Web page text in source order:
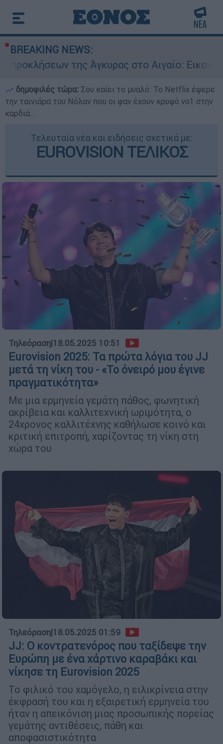
BREAKING NEWS:
Άγκυρας στο Αιγαίο: Εικονική αερομαχία
δημοφιλές τώρα: Σου καίει το μυαλό: Το Netflix έφερε
την ταινιάρα του Νόλαν που οι φαν έχουν κρυφό νο1 στην
καρδιά...
Τελευταία νέα και ειδήσεις σχετικά με:
EUROVISION ΤΕΛΙΚΟΣ
Τηλεόραση|18.05.2025 10:51
Eurovision 2025: Τα πρώτα λόγια του JJ
μετά τη νίκη του - «Το όνειρό μου έγινε
πραγματικότητα»
Με μια ερμηνεία γεμάτη πάθος, φωνητική
ακρίβεια και καλλιτεχνική ωριμότητα, ο
24χρονος καλλιτέχνης καθήλωσε κοινό και
κριτική επιτροπή, χαρίζοντας τη νίκη στη
χώρα του
Τηλεόραση|18.05.2025 01:59
JJ: Ο κοντρατενόρος που ταξίδεψε την
Ευρώπη με ένα χάρτινο καραβάκι και
νίκησε τη Eurovision 2025
Το φιλικό του χαμόγελο, η ειλικρίνεια στην
έκφρασή του και η εξαιρετική ερμηνεία του
ήταν η απεικόνιση μιας προσωπικής πορείας
γεμάτης αντιθέσεις, πάθη και
αποφασιστικότητα